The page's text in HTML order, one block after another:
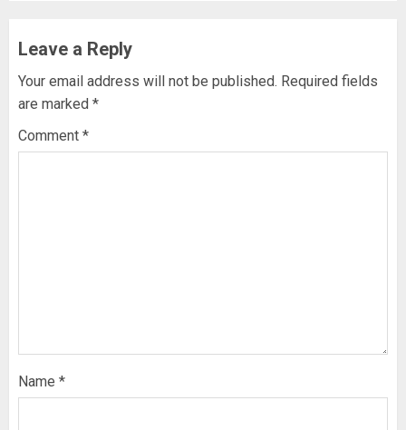
Leave a Reply
Your email address will not be published. Required fields
are marked *
Comment *
Name *